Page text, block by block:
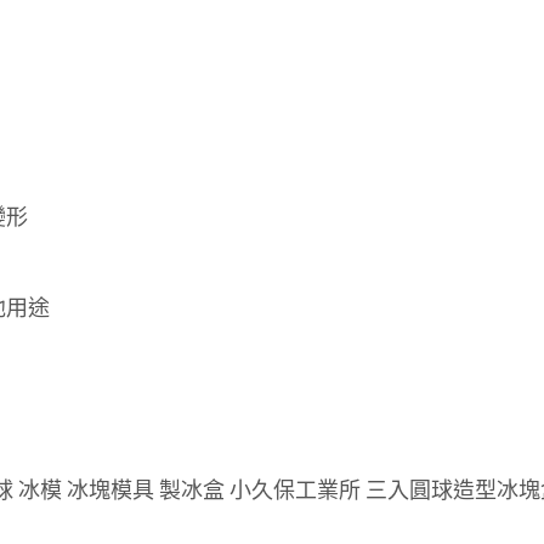
形
途
冰模 冰塊模具 製冰盒 小久保工業所 三入圓球造型冰